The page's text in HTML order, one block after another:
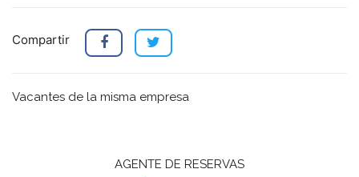
Compartir
Vacantes de la misma empresa
AGENTE DE RESERVAS